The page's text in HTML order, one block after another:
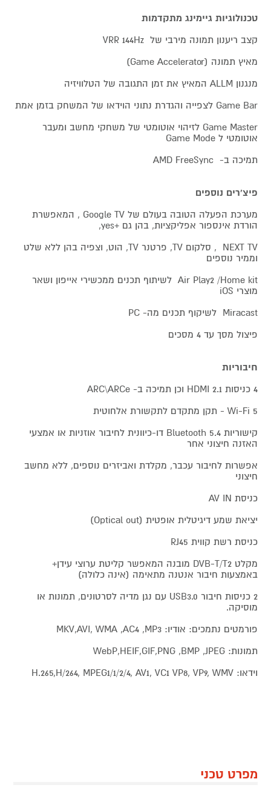
טכנולוגיות גיימינג מתקדמות
קצב ריענון תמונה מירבי של VRR 144Hz
מאיץ תמונה (Game Accelerator)
מנגנון ALLM המאיץ את זמן התגובה של הטלוויזיה
Game Bar לצפייה והגדרת נתוני הוידאו של המשחק בזמן אמת
Game Master לזיהוי אוטומטי של משחקי מחשב ומעבר
אוטומטי ל Game Mode
תמיכה ב- AMD FreeSync
פיצ'רים נוספים
מערכת הפעלה הטובה בעולם של Google TV , המאפשרת
הורדת אינספור אפליקציות, בהן גם +yes,
NEXT TV , סלקום TV, פרטנר TV, הוט, וצפיה בהן ללא שלט
וממיר נוספים
Air Play2 /Home kit לשיתוף תכנים ממכשירי אייפון ושאר
מוצרי iOS
Miracast לשיקוף תכנים מה- PC
פיצול מסך עד 4 מסכים
חיבוריות
4 כניסות 2.1 HDMI וכן תמיכה ב- ARC\ARCe
5 Wi-Fi - תקן מתקדם לתקשורת אלחוטית
קישוריות 5.4 Bluetooth דו-כיוונית לחיבור אוזניות או אמצעי
האזנה חיצוני אחר
אפשרות לחיבור עכבר, מקלדת ואביזרים נוספים, ללא מחשב
חיצוני
כניסת AV IN
יציאת שמע דיגיטלית אופטית (Optical out)
כניסת רשת קווית RJ45
מקלט DVB-T/T2 מובנה המאפשר קליטת ערוצי עידן+
באמצעות חיבור אנטנה מתאימה (אינה כלולה)
2 כניסות חיבור USB3.0 עם נגן מדיה לסרטונים, תמונות או
מוסיקה.
פורמטים נתמכים: אודיו: MKV,AVI, WMA ,AC4 ,MP3
תמונות: WebP,HEIF,GIF,PNG ,BMP ,JPEG
וידאו: H.265,H/264, MPEG1/1/2/4, AV1, VC1 VP8, VP9, WMV
מפרט טכני